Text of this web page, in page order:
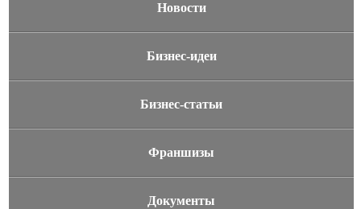
Новости
Бизнес-идеи
Бизнес-статьи
Франшизы
Документы